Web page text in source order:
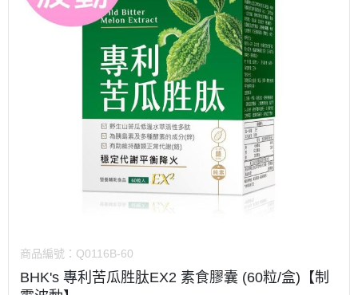
商品編號： Q0116B-60
BHK's 專利苦瓜胜肽EX2 素食膠囊 (60粒/盒)【制